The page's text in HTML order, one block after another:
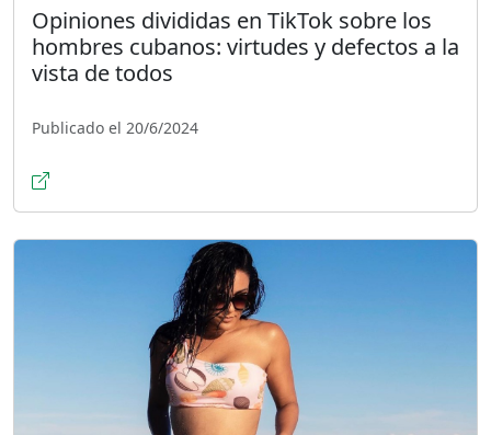
Opiniones divididas en TikTok sobre los
hombres cubanos: virtudes y defectos a la
vista de todos
Publicado el 20/6/2024